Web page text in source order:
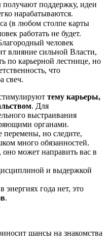
поддержку, идеи
нарабатываются.
(в любом столпе карты
работать не будет.
человек
влияние сильной Власти,
по карьерной лестнице, но
что
свеч.
тему карьеры,
. Для
выстраивания
органами.
но следите,
много обязанностей.
может направить вас в
и выдержкой
энергиях года нет, это
.
шансы на знакомства